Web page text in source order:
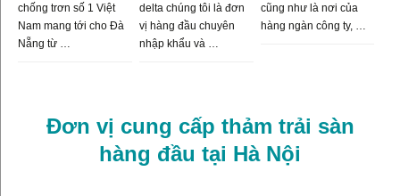
chống trơn số 1 Việt
Nam mang tới cho Đà
Nẵng từ …
delta chúng tôi là đơn
vị hàng đầu chuyên
nhập khẩu và …
cũng như là nơi của
hàng ngàn công ty, …
Đơn vị cung cấp thảm trải sàn
hàng đầu tại Hà Nội